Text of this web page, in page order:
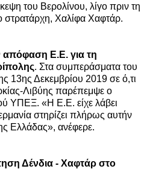
του Βερολίνου, λίγο πριν τη
στρατάρχη, Χαλίφα Χαφτάρ.
απόφαση Ε.Ε. για τη
. Στα συμπεράσματα του
13ης Δεκεμβρίου 2019 σε ό,τι
Λιβύης παρέπεμψε ο
ΥΠΕΞ. «Η Ε.Ε. είχε λάβει
στηρίζει πλήρως αυτήν
Ελλάδας», ανέφερε.
Δένδια - Χαφτάρ στο